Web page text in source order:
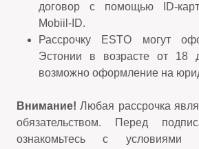
договор с помощью ID-
Mobiil-ID.
Рассрочку ESTO могут
Эстонии в возрасте от 18
возможно оформление на
Внимание! Любая рассрочка
обязательством. Перед
ознакомьтесь с